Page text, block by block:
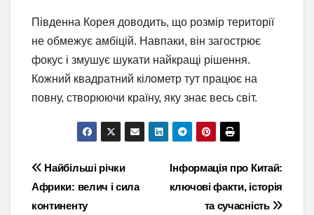
Південна Корея доводить, що розмір території
не обмежує амбіцій. Навпаки, він загострює
фокус і змушує шукати найкращі рішення.
Кожний квадратний кілометр тут працює на
повну, створюючи країну, яку знає весь світ.
Навігація
записів
Інформація про Китай:
ключові факти, історія
та сучасність
Найбільші річки
Африки: велич і сила
континенту